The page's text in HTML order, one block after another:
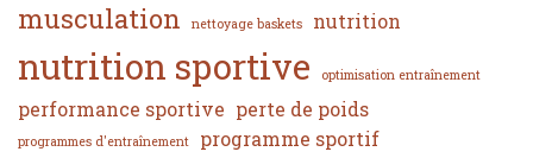
musculation nettoyage baskets nutrition
nutrition sportive optimisation entraînement
performance sportive perte de poids
programmes d'entraînement programme sportif